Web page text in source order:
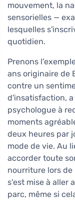
mouvement, la
sensorielles —
lesquelles
quotidien.
Prenons
ans originaire de
contre un
d'insatisfaction, a
psychologue à
moments
deux heures par
mode de vie. Au
accorder toute
nourriture lors
s'est mise à aller
parc, même si